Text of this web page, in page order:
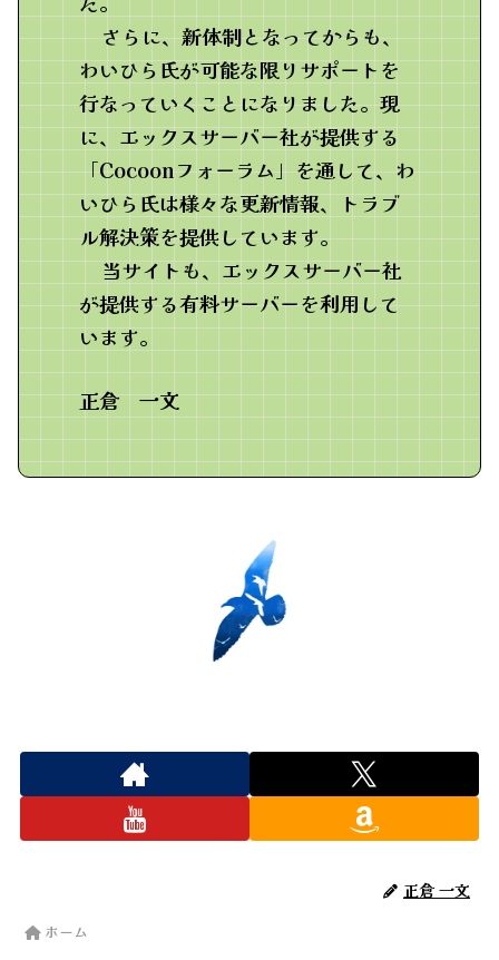
さらに、新体制となってからも、
わいひら氏が可能な限りサポートを
行なっていくことになりました。現
に、エックスサーバー社が提供する
「Cocoonフォーラム」を通して、わ
いひら氏は様々な更新情報、トラブ
ル解決策を提供しています。
当サイトも、エックスサーバー社
が提供する有料サーバーを利用して
います。
正倉 一文
正倉 一文
ホーム